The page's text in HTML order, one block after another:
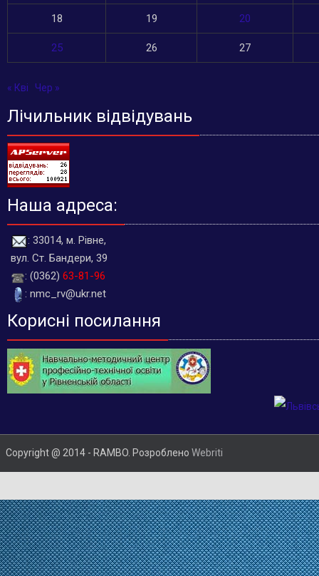
18 19 20
25 26 27
« Кві Чер »
Лічильник відвідувань
Наша адреса:
: 33014, м. Рівне,
вул. Ст. Бандери, 39
: (0362) 63-81-96
: nmc_rv@ukr.net
Корисні посилання
Copyright @ 2014 - RAMBO. Розроблено Webriti